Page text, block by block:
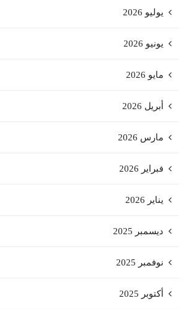
يوليو 2026
يونيو 2026
مايو 2026
أبريل 2026
مارس 2026
فبراير 2026
يناير 2026
ديسمبر 2025
نوفمبر 2025
أكتوبر 2025